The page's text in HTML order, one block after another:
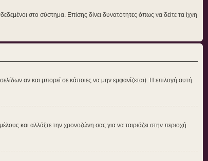
στο σύστημα. Επίσης δίνει δυνατότητες όπως να δείτε τα ίχνη
αν και μπορεί σε κάποιες να μην εμφανίζεται). Η επιλογή αυτή
και αλλάξτε την χρονοζώνη σας για να ταιριάζει στην περιοχή